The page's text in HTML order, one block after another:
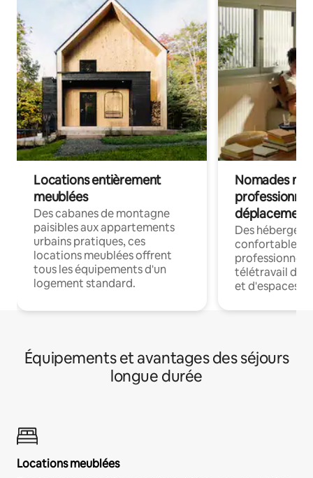
Locations entièrement
meublées
Des cabanes de montagne
paisibles aux appartements
urbains pratiques, ces
locations meublées offrent
tous les équipements d'un
logement standard.
Nomades
déplacement
Des
confortables
professionnels
télétravail
et d'espaces
Équipements et avantages des séjours
longue durée
Locations meublées